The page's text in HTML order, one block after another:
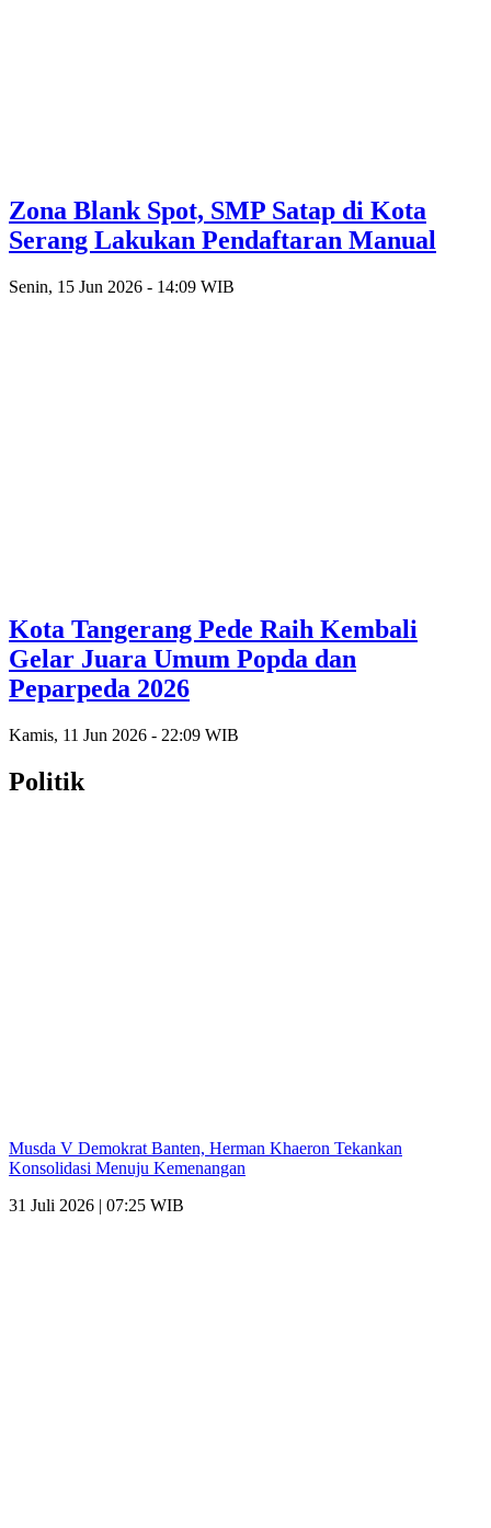
Zona Blank Spot, SMP Satap di Kota
Serang Lakukan Pendaftaran Manual
Senin, 15 Jun 2026 - 14:09 WIB
Kota Tangerang Pede Raih Kembali
Gelar Juara Umum Popda dan
Peparpeda 2026
Kamis, 11 Jun 2026 - 22:09 WIB
Politik
Musda V Demokrat Banten, Herman Khaeron Tekankan
Konsolidasi Menuju Kemenangan
31 Juli 2026 | 07:25 WIB